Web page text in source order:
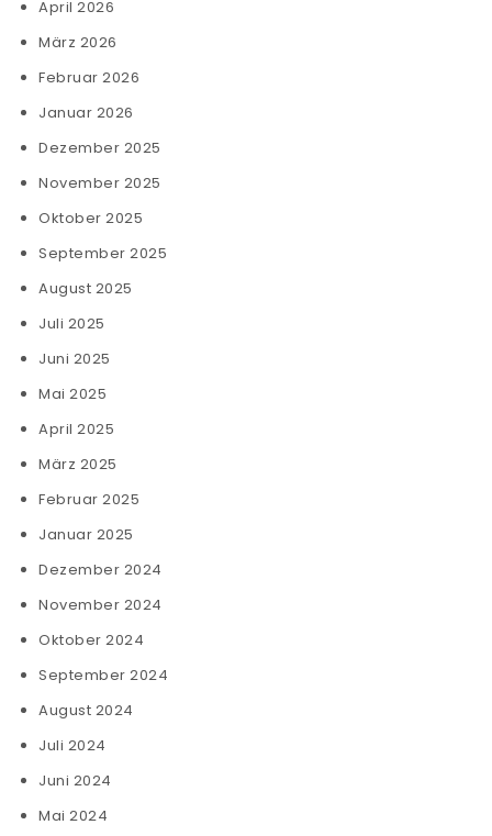
April 2026
März 2026
Februar 2026
Januar 2026
Dezember 2025
November 2025
Oktober 2025
September 2025
August 2025
Juli 2025
Juni 2025
Mai 2025
April 2025
März 2025
Februar 2025
Januar 2025
Dezember 2024
November 2024
Oktober 2024
September 2024
August 2024
Juli 2024
Juni 2024
Mai 2024